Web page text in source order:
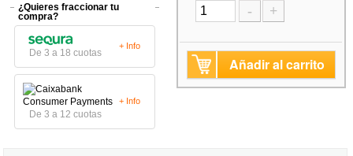
¿Quieres fraccionar tu
compra?
De 3 a 18 cuotas
+ Info
De 3 a 12 cuotas
+ Info
- +
Añadir al carrito